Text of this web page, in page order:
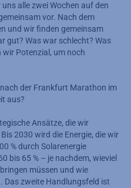
alle zwei Wochen auf den
vor. Nach dem
und wir finden gemeinsam
gut? Was war schlecht? Was
wir Potenzial, um noch
der Frankfurt Marathon im
aus?
Ansätze, die wir
2030 wird die Energie, die wir
% durch Solarenergie
bis 65 % – je nachdem, wieviel
müssen und wie
Das zweite Handlungsfeld ist